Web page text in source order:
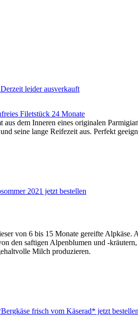
Derzeit leider ausverkauft
Filetstück 24 Monate
aus dem Inneren eines originalen
seine lange Reifezeit aus. Perfekt
von 6 bis 15 Monate gereifte
den saftigen Alpenblumen und -
Milch produzieren.